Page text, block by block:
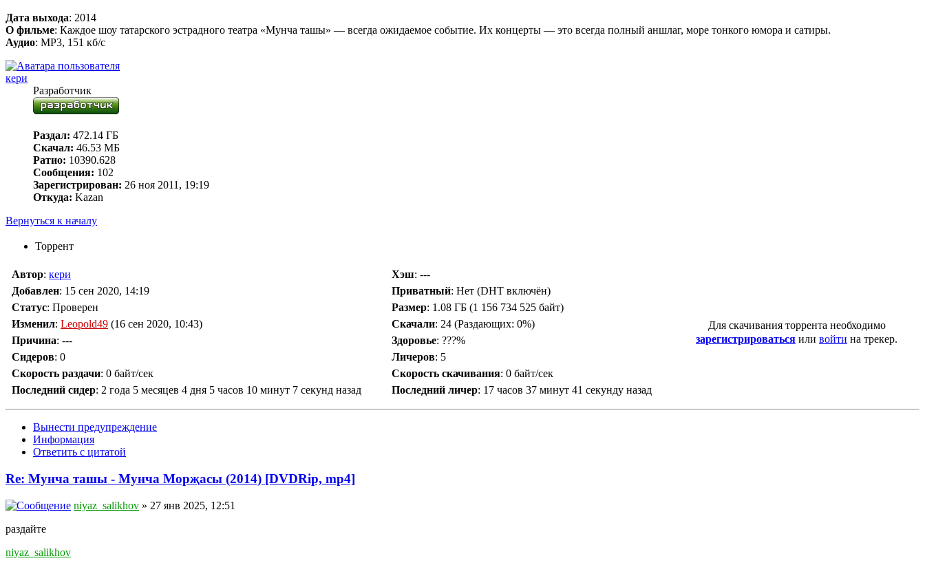
Дата выхода: 2014
О фильме: Каждое шоу татарского эстрадного театра «Мунча ташы» — всегда ожидаемое событие. Их концерты — это всегда полный аншлаг, море тонкого юмора и сатиры.
Аудио: MP3, 151 кб/с
кери
Разработчик
Раздал: 472.14 ГБ
Скачал: 46.53 МБ
Ратио: 10390.628
Сообщения: 102
Зарегистрирован: 26 ноя 2011, 19:19
Откуда: Kazan
Вернуться к началу
Торрент
Автор: кери Хэш: ---
Добавлен: 15 сен 2020, 14:19 Приватный: Нет (DHT включён)
Статус: Проверен Размер: 1.08 ГБ (1 156 734 525 байт)
Изменил: Leopold49 (16 сен 2020, 10:43) Скачали: 24 (Раздающих: 0%)
Причина: --- Здоровье: ???%
Сидеров: 0 Личеров: 5
Скорость раздачи: 0 байт/сек Скорость скачивания: 0 байт/сек
Последний сидер: 2 года 5 месяцев 4 дня 5 часов 10 минут 7 секунд назад Последний личер: 17 часов 37 минут 41 секунду назад
Для скачивания торрента необходимо
зарегистрироваться или войти на трекер.
Вынести предупреждение
Информация
Ответить с цитатой
Re: Мунча ташы - Мунча Морҗасы (2014) [DVDRip, mp4]
niyaz_salikhov » 27 янв 2025, 12:51
раздайте
niyaz_salikhov